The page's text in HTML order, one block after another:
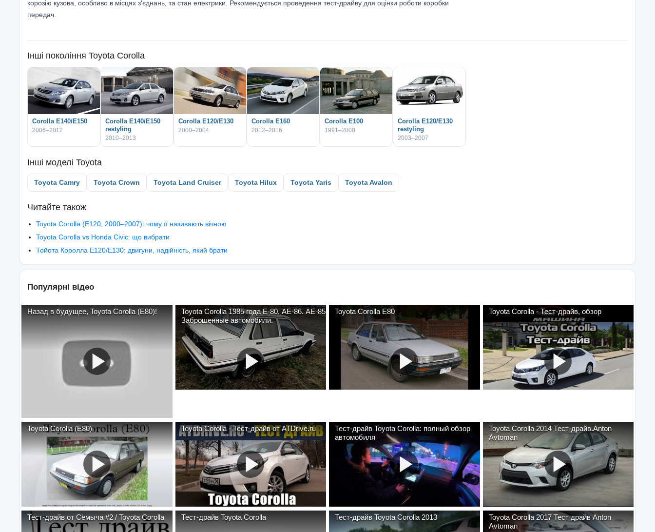
корозію кузова, особливо в місцях з'єднань, та стан електрики. Рекомендується проведення тест-драйву для оцінки роботи коробки
передач.
Інші покоління Toyota Corolla
Corolla E140/E150
2006–2012
Corolla E140/E150
restyling
2010–2013
Corolla E120/E130
2000–2004
Corolla E160
2012–2016
Corolla E100
1991–2000
Corolla E120/E130
restyling
2003–2007
Інші моделі Toyota
Toyota Camry Toyota Crown Toyota Land Cruiser Toyota Hilux Toyota Yaris Toyota Avalon
Читайте також
Toyota Corolla (E120, 2000–2007): чому її називають вічною
Toyota Corolla vs Honda Civic: що вибрати
Тойота Королла E120/E130: двигуни, надійність, який брати
Популярні відео
Назад в будущее, Toyota Corolla (E80)!
Toyota Corolla 1985 года E-80. AE-86. AE-85
Заброшенные автомобили.
Toyota Corolla E80 Toyota Corolla - Тест-драйв, обзор
Toyota Corolla (E80) Toyota Corolla - Тест-драйв от ATDrive.ru
Тест-драйв Toyota Corolla: полный обзор
автомобиля
Toyota Corolla 2014 Тест-драйв.Anton
Avtoman
Тест-драйв от Cёмыча #2 / Toyota Corolla Тест-драйв Toyota Corolla Тест-драйв Toyota Corolla 2013
Toyota Corolla 2017 Тест драйв Anton
Avtoman